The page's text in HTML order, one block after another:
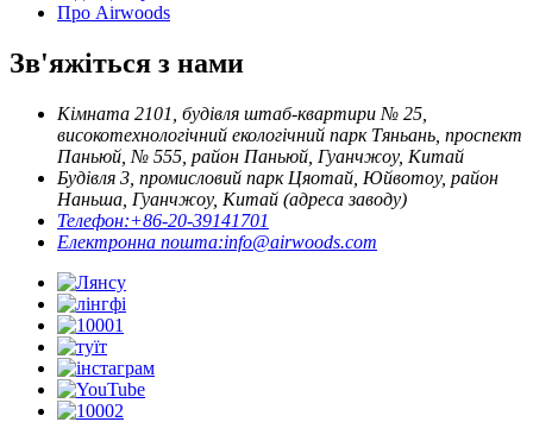
Про Airwoods
Зв'яжіться з нами
Кімната 2101, будівля штаб-квартири № 25,
високотехнологічний екологічний парк Тяньань, проспект
Паньюй, № 555, район Паньюй, Гуанчжоу, Китай
Будівля 3, промисловий парк Цяотай, Юйвотоу, район
Наньша, Гуанчжоу, Китай (адреса заводу)
Телефон:+86-20-39141701
Електронна пошта:info@airwoods.com